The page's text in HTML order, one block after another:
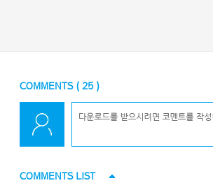
COMMENTS ( 25)
COMMENTS LIST